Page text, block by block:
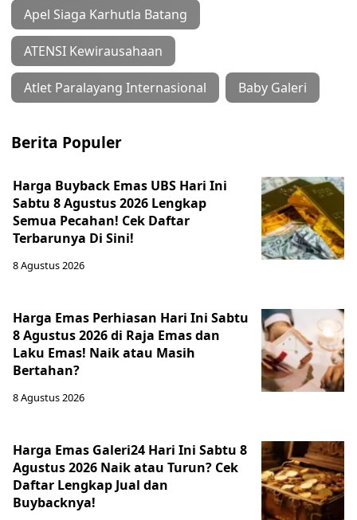
Apel Siaga Karhutla Batang
ATENSI Kewirausahaan
Atlet Paralayang Internasional Baby Galeri
Berita Populer
Harga Buyback Emas UBS Hari Ini
Sabtu 8 Agustus 2026 Lengkap
Semua Pecahan! Cek Daftar
Terbarunya Di Sini!
8 Agustus 2026
Harga Emas Perhiasan Hari Ini Sabtu
8 Agustus 2026 di Raja Emas dan
Laku Emas! Naik atau Masih
Bertahan?
8 Agustus 2026
Harga Emas Galeri24 Hari Ini Sabtu 8
Agustus 2026 Naik atau Turun? Cek
Daftar Lengkap Jual dan
Buybacknya!